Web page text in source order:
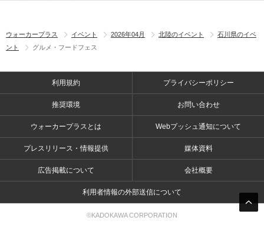
ウォーカープラス イベント 2026年04月 北陸のイベント
石川県のイベ
ント
グルメ・フードフェス
利用規約 プライバシーポリシー
推奨環境 お問い合わせ
ウォーカープラスとは Webプッシュ通知について
プレスリリース・情報提供 媒体資料
広告掲載について 会社概要
利用者情報の外部送信について
©KADOKAWA CORPORATION